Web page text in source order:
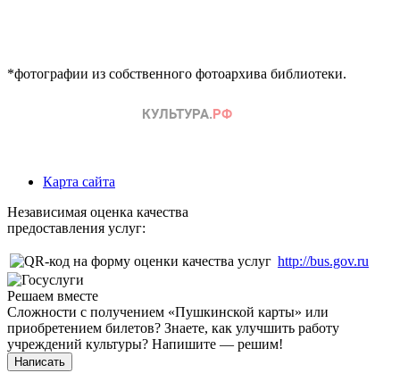
*фотографии из собственного фотоархива библиотеки.
Карта сайта
Независимая оценка качества
предоставления услуг:
http://bus.gov.ru
Решаем вместе
Сложности с получением «Пушкинской карты» или
приобретением билетов? Знаете, как улучшить работу
учреждений культуры? Напишите — решим!
Написать